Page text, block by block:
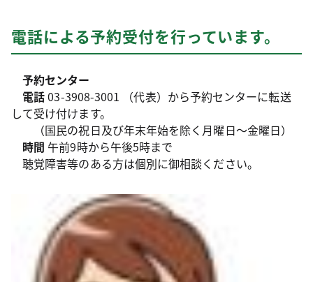
電話による予約受付を行っています。
予約センター
電話03-3908-3001 （代表）から予約センターに転送
して受け付けます。
（国民の祝日及び年末年始を除く月曜日～金曜日）
時間 午前9時から午後5時まで
聴覚障害等のある方は個別に御相談ください。